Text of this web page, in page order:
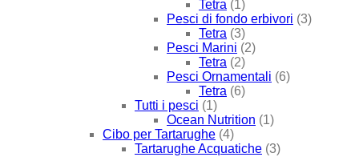
Tetra (1)
Pesci di fondo erbivori (3)
Tetra (3)
Pesci Marini (2)
Tetra (2)
Pesci Ornamentali (6)
Tetra (6)
Tutti i pesci (1)
Ocean Nutrition (1)
Cibo per Tartarughe (4)
Tartarughe Acquatiche (3)